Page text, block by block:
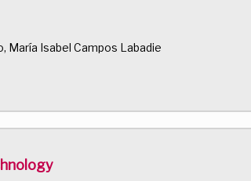
María Isabel Campos Labadie